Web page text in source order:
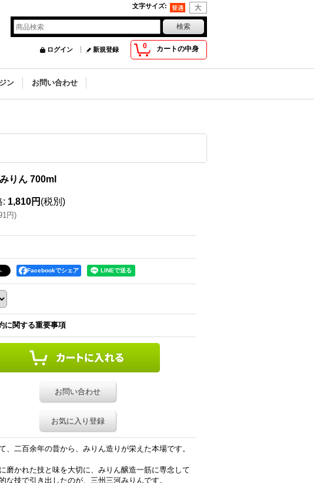
文字サイズ:
0 カートの中身
ログイン 新規登録
ン お問い合わせ
りん 700ml
: 1,810円 (税別)
円)
Facebookでシェア
に関する重要事項
お問い合わせ
お気に入り登録
二百余年の昔から、みりん造りが栄えた本場です。
磨かれた技と味を大切に、みりん醸造一筋に専念して
技で引き出したのが、三州三河みりんです。